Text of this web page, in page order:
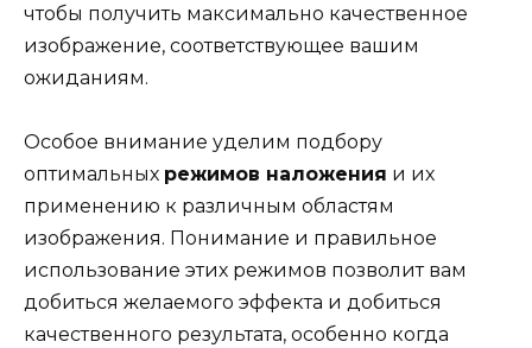
чтобы получить максимально качественное
изображение, соответствующее вашим
ожиданиям.
Особое внимание уделим подбору
оптимальных режимов наложения и их
применению к различным областям
изображения. Понимание и правильное
использование этих режимов позволит вам
добиться желаемого эффекта и добиться
качественного результата, особенно когда